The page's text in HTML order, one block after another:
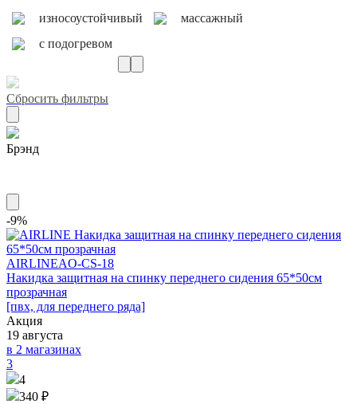
износоустойчивый
массажный
с подогревом
Сбросить фильтры
Брэнд
-9%
AIRLINEAO-CS-18
Накидка защитная на спинку переднего сидения 65*50см
прозрачная
[пвх, для переднего ряда]
Акция
19 августа
в 2 магазинах
3
4
340 ₽